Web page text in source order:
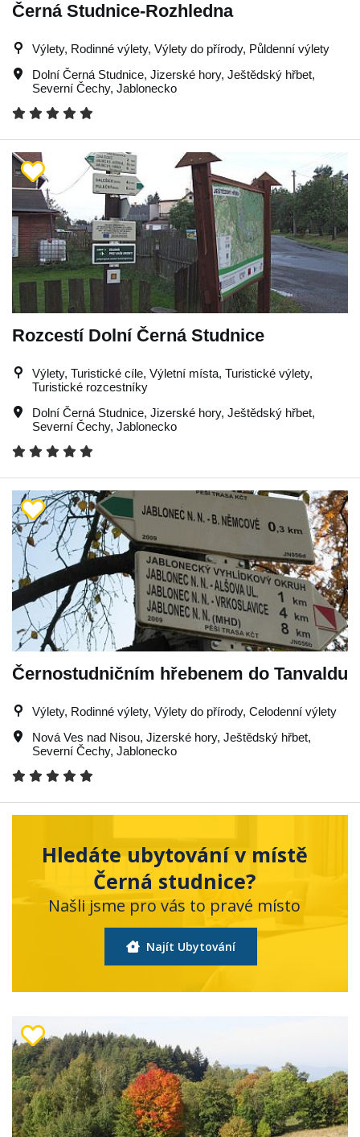
Černá Studnice-Rozhledna
Výlety, Rodinné výlety, Výlety do přírody, Půldenní výlety
Dolní Černá Studnice, Jizerské hory, Ještědský hřbet,
Severní Čechy, Jablonecko
Rozcestí Dolní Černá Studnice
Výlety, Turistické cíle, Výletní místa, Turistické výlety,
Turistické rozcestníky
Dolní Černá Studnice, Jizerské hory, Ještědský hřbet,
Severní Čechy, Jablonecko
Černostudničním hřebenem do Tanvaldu
Výlety, Rodinné výlety, Výlety do přírody, Celodenní výlety
Nová Ves nad Nisou, Jizerské hory, Ještědský hřbet,
Severní Čechy, Jablonecko
Hledáte ubytování v místě
Černá studnice?
Našli jsme pro vás to pravé místo
Najít Ubytování